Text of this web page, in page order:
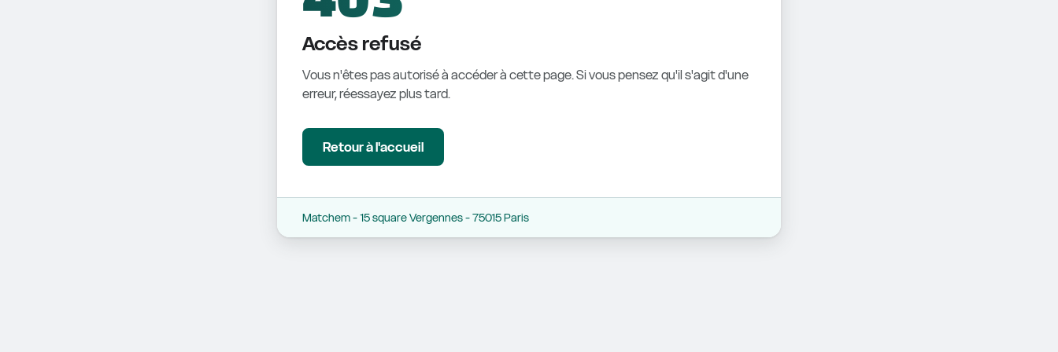
Accès refusé
Vous n'êtes pas autorisé à accéder à cette page. Si vous pensez qu'il s'agit d'une
erreur, réessayez plus tard.
Retour à l'accueil
Matchem - 15 square Vergennes - 75015 Paris